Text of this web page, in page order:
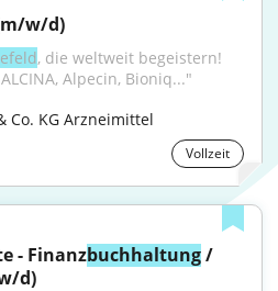
w/d)
, die weltweit begeistern!
Alpecin, Bioniq..."
Co. KG Arzneimittel
Vollzeit
- Finanzbuchhaltung /
d)